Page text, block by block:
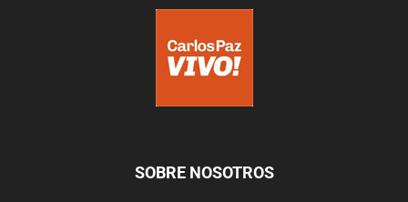
SOBRE NOSOTROS